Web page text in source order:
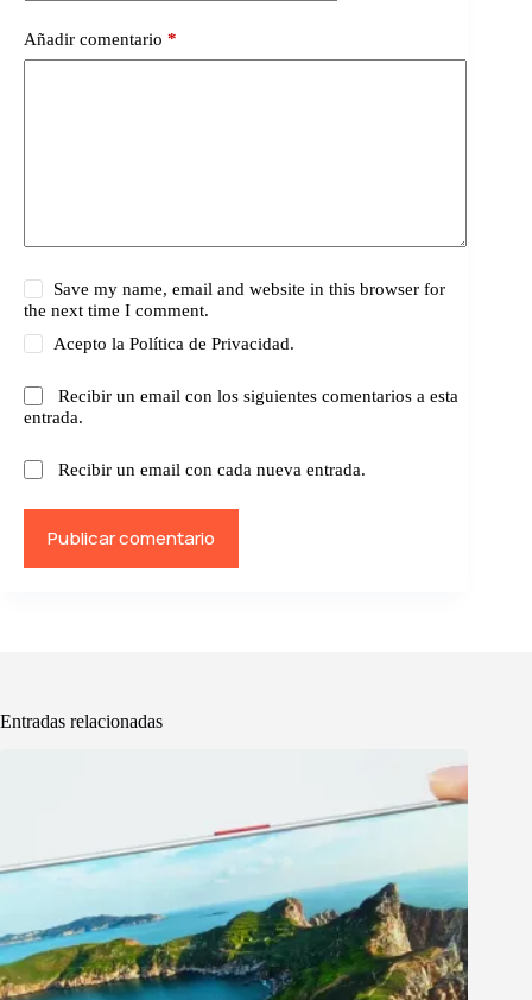
Añadir comentario *
Save my name, email and website in this browser for
the next time I comment.
Acepto laPolítica de Privacidad.
Recibir un email con los siguientes comentarios a esta
entrada.
Recibir un email con cada nueva entrada.
Publicar comentario
Entradas relacionadas